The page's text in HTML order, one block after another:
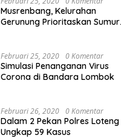
Musrenbang, Kelurahan
Gerunung Prioritaskan Sumur
Februari 25, 2020 0 Komentar
Simulasi Penanganan Virus
Corona di Bandara Lombok
Februari 26, 2020 0 Komentar
Dalam 2 Pekan Polres Loteng
Ungkap 59 Kasus